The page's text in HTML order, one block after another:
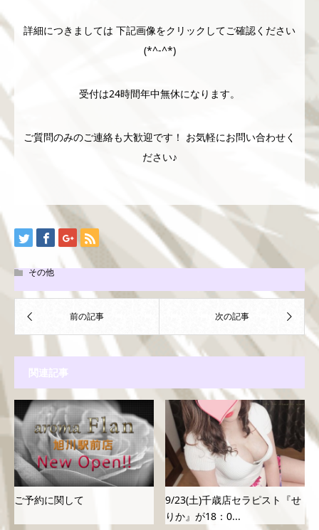
詳細につきましては 下記画像をクリックしてご確認ください
(*^-^*)
受付は24時間年中無休になります。
ご質問のみのご連絡も大歓迎です！ お気軽にお問い合わせく
ださい♪
その他
関連記事
ご予約に関して
9/23(土)千歳店セラピスト『せ
りか』が18：0...